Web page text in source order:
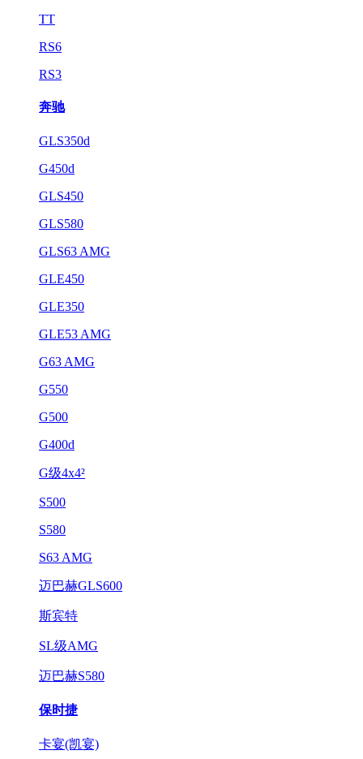
TT
RS6
RS3
奔驰
GLS350d
G450d
GLS450
GLS580
GLS63 AMG
GLE450
GLE350
GLE53 AMG
G63 AMG
G550
G500
G400d
G级4x4²
S500
S580
S63 AMG
迈巴赫GLS600
斯宾特
SL级AMG
迈巴赫S580
保时捷
卡宴(凯宴)